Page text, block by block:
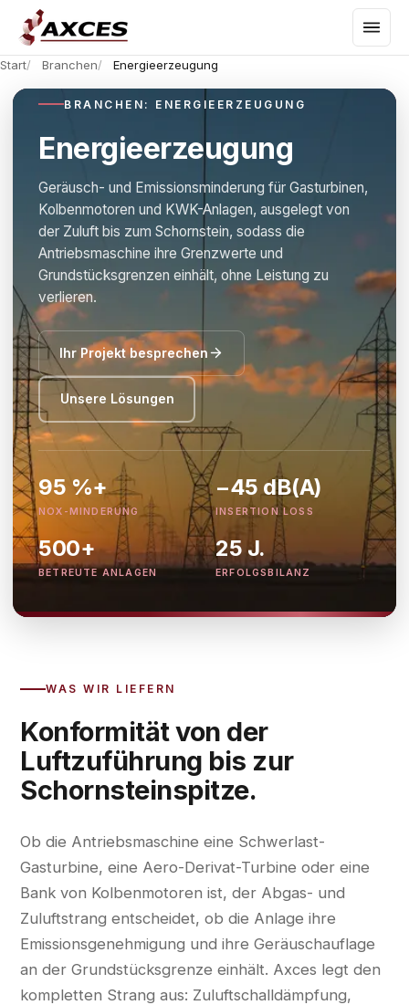
Start Branchen Energieerzeugung
BRANCHEN: ENERGIEERZEUGUNG
Energieerzeugung
Geräusch- und Emissionsminderung für Gasturbinen,
Kolbenmotoren und KWK-Anlagen, ausgelegt von
der Zuluft bis zum Schornstein, sodass die
Antriebsmaschine ihre Grenzwerte und
Grundstücksgrenzen einhält, ohne Leistung zu
verlieren.
Ihr Projekt besprechen
Unsere Lösungen
95 %+
NOX-MINDERUNG
−45 dB(A)
INSERTION LOSS
500+
BETREUTE ANLAGEN
25 J.
ERFOLGSBILANZ
WAS WIR LIEFERN
Konformität von der
Luftzuführung bis zur
Schornsteinspitze.
Ob die Antriebsmaschine eine Schwerlast-
Gasturbine, eine Aero-Derivat-Turbine oder eine
Bank von Kolbenmotoren ist, der Abgas- und
Zuluftstrang entscheidet, ob die Anlage ihre
Emissionsgenehmigung und ihre Geräuschauflage
an der Grundstücksgrenze einhält. Axces legt den
kompletten Strang aus: Zuluftschalldämpfung,